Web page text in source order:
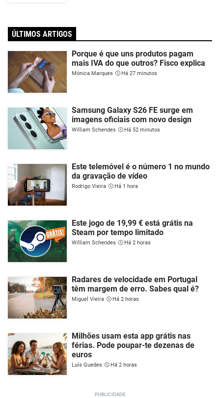
ÚLTIMOS ARTIGOS
Porque é que uns produtos pagam
mais IVA do que outros? Fisco explica
Mónica Marques Há 27 minutos
Samsung Galaxy S26 FE surge em
imagens oficiais com novo design
William Schendes Há 52 minutos
Este telemóvel é o número 1 no mundo
da gravação de vídeo
Rodrigo Vieira Há 1 hora
Este jogo de 19,99 € está grátis na
Steam por tempo limitado
William Schendes Há 2 horas
Radares de velocidade em Portugal
têm margem de erro. Sabes qual é?
Miguel Vieira Há 2 horas
Milhões usam esta app grátis nas
férias. Pode poupar-te dezenas de
euros
Luís Guedes Há 2 horas